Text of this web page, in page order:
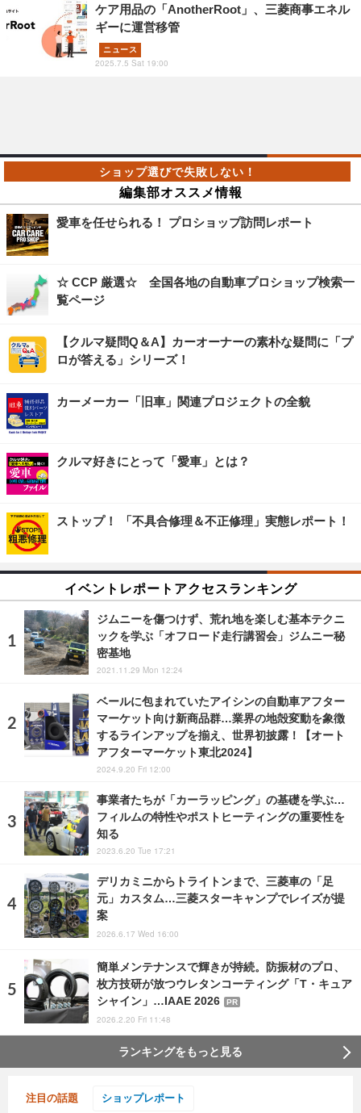
ケア用品の「AnotherRoot」、三菱商事エネル
ギーに運営移管
ニュース
2025.7.5 Sat 19:00
編集部オススメ情報
愛車を任せられる！ プロショップ訪問レポート
☆ CCP 厳選☆ 全国各地の自動車プロショップ検索一
覧ページ
【クルマ疑問Q＆A】カーオーナーの素朴な疑問に「プ
ロが答える」シリーズ！
カーメーカー「旧車」関連プロジェクトの全貌
クルマ好きにとって「愛車」とは？
ストップ！ 「不具合修理＆不正修理」実態レポート！
イベントレポートアクセスランキング
ジムニーを傷つけず、荒れ地を楽しむ基本テクニ
ックを学ぶ「オフロード走行講習会」ジムニー秘
密基地
2021.11.29 Mon 12:24
ベールに包まれていたアイシンの自動車アフター
マーケット向け新商品群…業界の地殻変動を象徴
するラインアップを揃え、世界初披露！【オート
アフターマーケット東北2024】
2024.9.20 Fri 12:00
事業者たちが「カーラッピング」の基礎を学ぶ…
フィルムの特性やポストヒーティングの重要性を
知る
2023.6.20 Tue 17:21
デリカミニからトライトンまで、三菱車の「足
元」カスタム…三菱スターキャンプでレイズが提
案
2026.6.17 Wed 16:00
簡単メンテナンスで輝きが持続。防振材のプロ、
枚方技研が放つウレタンコーティング「T・キュア
シャイン」…IAAE 2026
PR
2026.2.20 Fri 11:48
ランキングをもっと見る
注目の話題 ショップレポート